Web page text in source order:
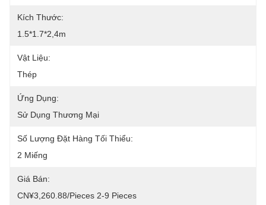
Kích Thước:
1.5*1.7*2,4m
Vật Liệu:
Thép
Ứng Dụng:
Sử Dụng Thương Mại
Số Lượng Đặt Hàng Tối Thiểu:
2 Miếng
Giá Bán:
CN¥3,260.88/pieces 2-9 Pieces